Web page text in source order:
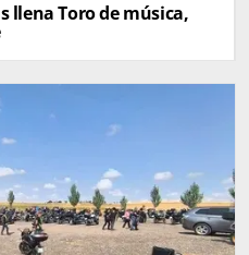
llena Toro de música,